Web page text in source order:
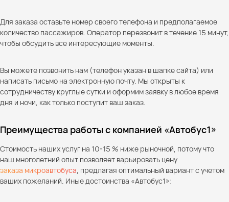
Для заказа оставьте номер своего телефона и предполагаемое
количество пассажиров. Оператор перезвонит в течение 15 минут,
чтобы обсудить все интересующие моменты.
Вы можете позвонить нам (телефон указан в шапке сайта) или
написать письмо на электронную почту. Мы открыты к
сотрудничеству круглые сутки и оформим заявку в любое время
дня и ночи, как только поступит ваш заказ.
Преимущества работы с компанией «Автобус1»
Стоимость наших услуг на 10-15 % ниже рыночной, потому что
наш многолетний опыт позволяет варьировать цену
заказа микроавтобуса , предлагая оптимальный вариант с учетом
ваших пожеланий. Иные достоинства «Автобус1»: